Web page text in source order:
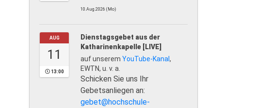
10.Aug.2026 (Mo)
AUG
11
13:00
Dienstagsgebet aus der
Katharinenkapelle [LIVE]
auf unserem YouTube-Kanal ,
EWTN, u. v. a.
Schicken Sie uns Ihr
Gebetsanliegen an:
gebet@hochschule-